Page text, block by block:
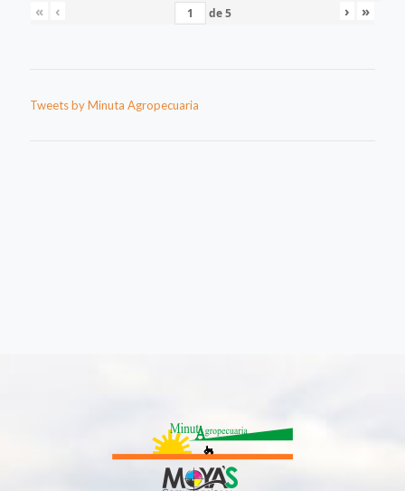
« ‹ de5 › »
Tweets by Minuta Agropecuaria